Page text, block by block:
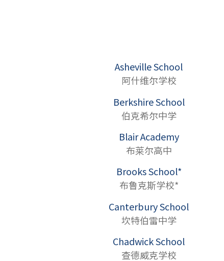
Asheville School
阿什维尔学校
Berkshire School
伯克希尔中学
Blair Academy
布莱尔高中
Brooks School*
布鲁克斯学校*
Canterbury School
坎特伯雷中学
Chadwick School
查德威克学校